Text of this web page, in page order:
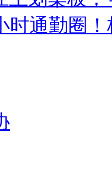
时通勤圈